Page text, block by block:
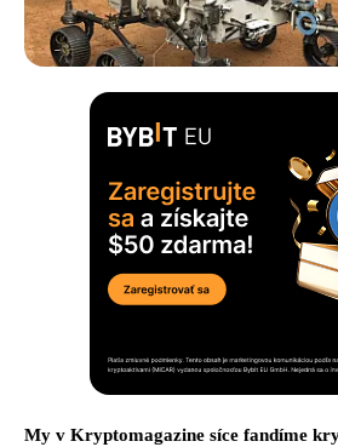
My v Kryptomagazine síce fandíme